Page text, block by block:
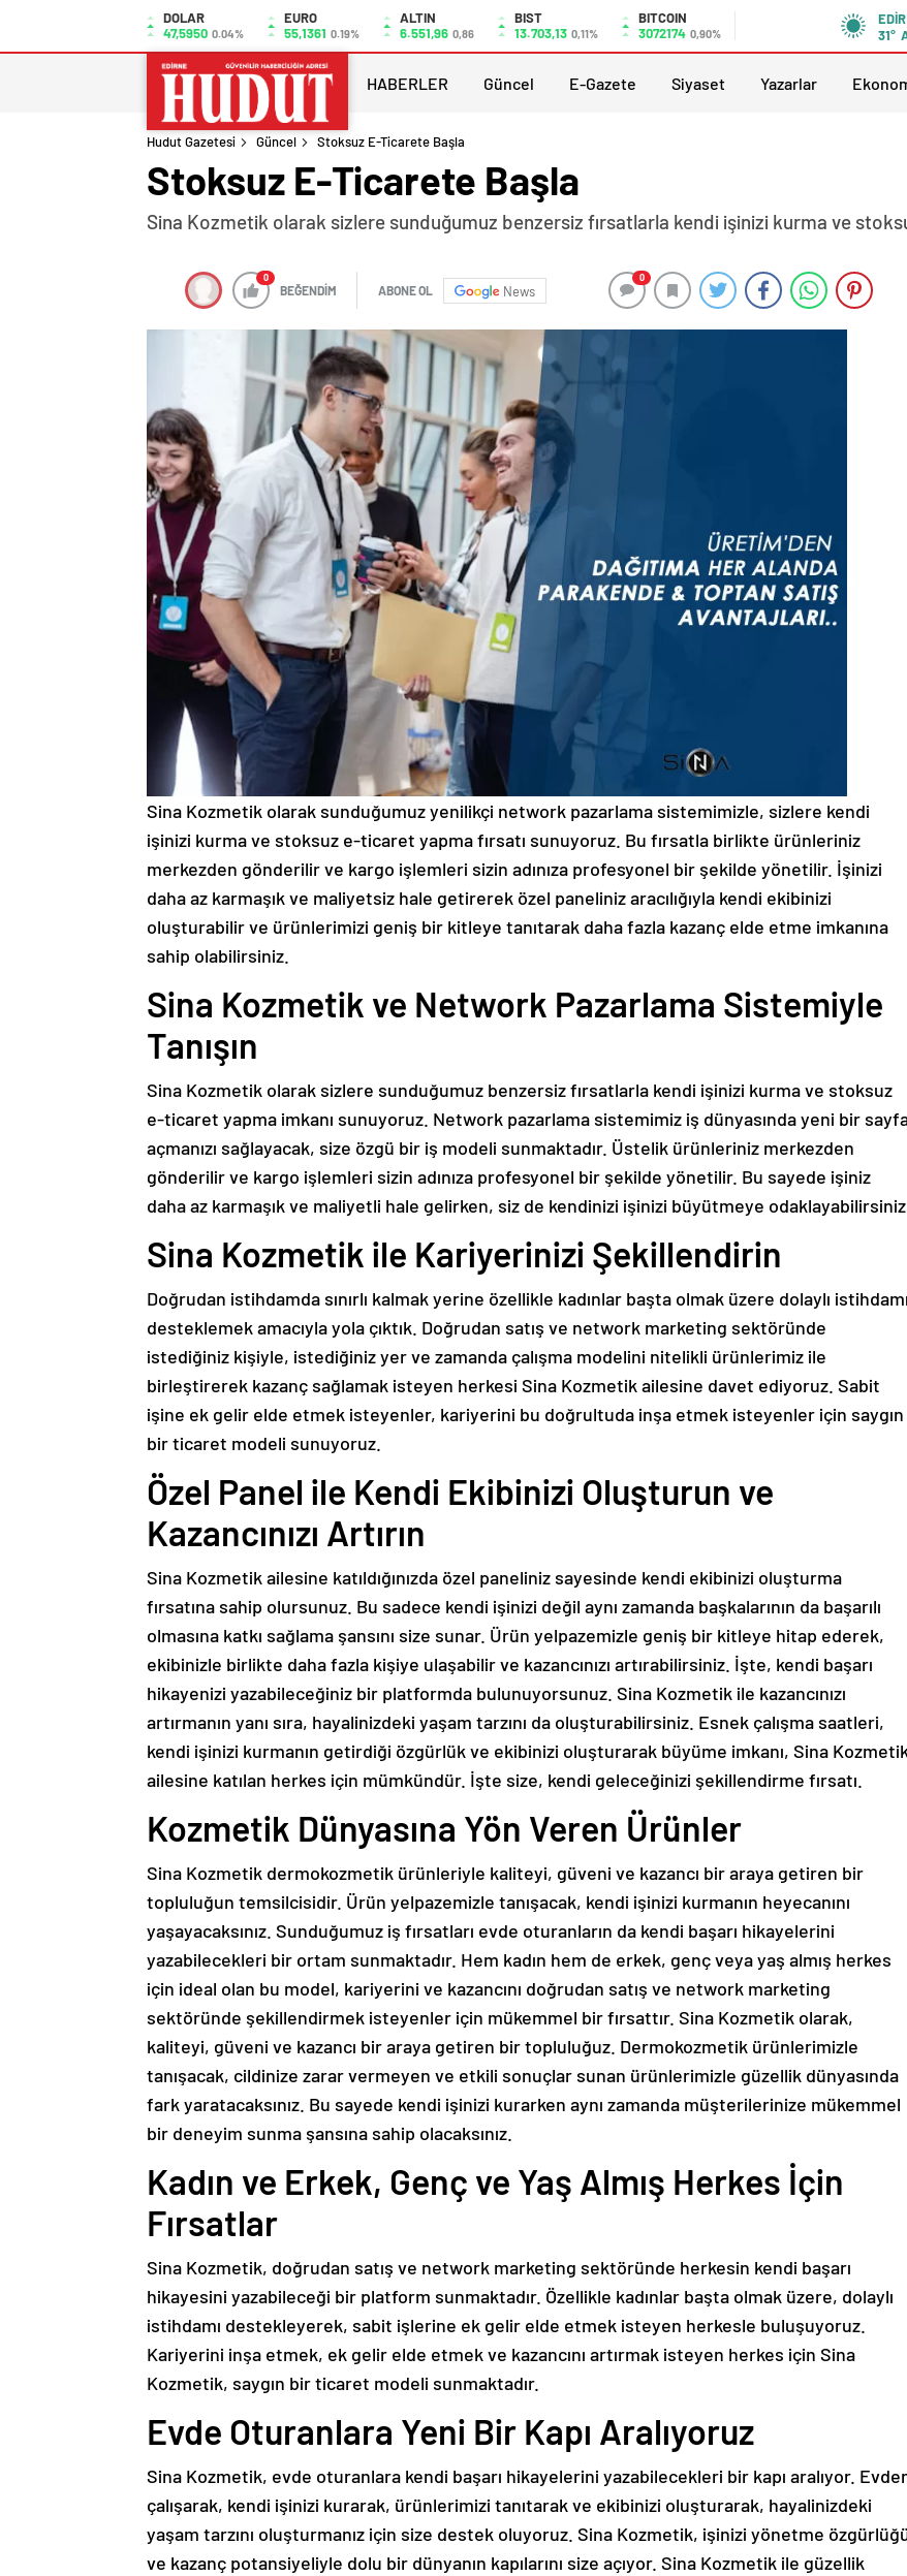
DOLAR
47,5950 0.04%
EURO
55,1361 0.19%
ALTIN
6.551,96 0,86
BIST
13.703,13 0,11%
BITCOIN
3072174 0,90%
31°
HABERLER Güncel E-Gazete Siyaset Yazarlar
Hudut Gazetesi Güncel Stoksuz E-Ticarete Başla
Stoksuz E-Ticarete Başla
Sina Kozmetik olarak sizlere sunduğumuz benzersiz fırsatlarla kendi işinizi kurma ve
0
BEĞENDİM ABONE OL News
0
Sina Kozmetik olarak sunduğumuz yenilikçi network pazarlama sistemimizle, sizlere kendi
işinizi kurma ve stoksuz e-ticaret yapma fırsatı sunuyoruz. Bu fırsatla birlikte ürünleriniz
merkezden gönderilir ve kargo işlemleri sizin adınıza profesyonel bir şekilde yönetilir. İşinizi
daha az karmaşık ve maliyetsiz hale getirerek özel paneliniz aracılığıyla kendi ekibinizi
oluşturabilir ve ürünlerimizi geniş bir kitleye tanıtarak daha fazla kazanç elde etme imkanına
sahip olabilirsiniz.
Sina Kozmetik ve Network Pazarlama Sistemiyle
Tanışın
Sina Kozmetik olarak sizlere sunduğumuz benzersiz fırsatlarla kendi işinizi kurma ve stoksuz
e-ticaret yapma imkanı sunuyoruz. Network pazarlama sistemimiz iş dünyasında yeni bir
açmanızı sağlayacak, size özgü bir iş modeli sunmaktadır. Üstelik ürünleriniz merkezden
gönderilir ve kargo işlemleri sizin adınıza profesyonel bir şekilde yönetilir. Bu sayede işiniz
daha az karmaşık ve maliyetli hale gelirken, siz de kendinizi işinizi büyütmeye
Sina Kozmetik ile Kariyerinizi Şekillendirin
Doğrudan istihdamda sınırlı kalmak yerine özellikle kadınlar başta olmak üzere dolaylı istihdamı
desteklemek amacıyla yola çıktık. Doğrudan satış ve network marketing sektöründe
istediğiniz kişiyle, istediğiniz yer ve zamanda çalışma modelini nitelikli ürünlerimiz ile
birleştirerek kazanç sağlamak isteyen herkesi Sina Kozmetik ailesine davet ediyoruz. Sabit
işine ek gelir elde etmek isteyenler, kariyerini bu doğrultuda inşa etmek isteyenler için saygın
bir ticaret modeli sunuyoruz.
Özel Panel ile Kendi Ekibinizi Oluşturun ve
Kazancınızı Artırın
Sina Kozmetik ailesine katıldığınızda özel paneliniz sayesinde kendi ekibinizi oluşturma
fırsatına sahip olursunuz. Bu sadece kendi işinizi değil aynı zamanda başkalarının da başarılı
olmasına katkı sağlama şansını size sunar. Ürün yelpazemizle geniş bir kitleye hitap ederek,
ekibinizle birlikte daha fazla kişiye ulaşabilir ve kazancınızı artırabilirsiniz. İşte, kendi başarı
hikayenizi yazabileceğiniz bir platformda bulunuyorsunuz. Sina Kozmetik ile kazancınızı
artırmanın yanı sıra, hayalinizdeki yaşam tarzını da oluşturabilirsiniz. Esnek çalışma saatleri,
kendi işinizi kurmanın getirdiği özgürlük ve ekibinizi oluşturarak büyüme imkanı, Sina
ailesine katılan herkes için mümkündür. İşte size, kendi geleceğinizi şekillendirme fırsatı.
Kozmetik Dünyasına Yön Veren Ürünler
Sina Kozmetik dermokozmetik ürünleriyle kaliteyi, güveni ve kazancı bir araya getiren bir
topluluğun temsilcisidir. Ürün yelpazemizle tanışacak, kendi işinizi kurmanın heyecanını
yaşayacaksınız. Sunduğumuz iş fırsatları evde oturanların da kendi başarı hikayelerini
yazabilecekleri bir ortam sunmaktadır. Hem kadın hem de erkek, genç veya yaş almış herkes
için ideal olan bu model, kariyerini ve kazancını doğrudan satış ve network marketing
sektöründe şekillendirmek isteyenler için mükemmel bir fırsattır. Sina Kozmetik olarak,
kaliteyi, güveni ve kazancı bir araya getiren bir topluluğuz. Dermokozmetik ürünlerimizle
tanışacak, cildinize zarar vermeyen ve etkili sonuçlar sunan ürünlerimizle güzellik dünyasında
fark yaratacaksınız. Bu sayede kendi işinizi kurarken aynı zamanda müşterilerinize mükemmel
bir deneyim sunma şansına sahip olacaksınız.
Kadın ve Erkek, Genç ve Yaş Almış Herkes İçin
Fırsatlar
Sina Kozmetik, doğrudan satış ve network marketing sektöründe herkesin kendi başarı
hikayesini yazabileceği bir platform sunmaktadır. Özellikle kadınlar başta olmak üzere, dolaylı
istihdamı destekleyerek, sabit işlerine ek gelir elde etmek isteyen herkesle buluşuyoruz.
Kariyerini inşa etmek, ek gelir elde etmek ve kazancını artırmak isteyen herkes için Sina
Kozmetik, saygın bir ticaret modeli sunmaktadır.
Evde Oturanlara Yeni Bir Kapı Aralıyoruz
Sina Kozmetik, evde oturanlara kendi başarı hikayelerini yazabilecekleri bir kapı aralıyor.
çalışarak, kendi işinizi kurarak, ürünlerimizi tanıtarak ve ekibinizi oluşturarak, hayalinizdeki
yaşam tarzını oluşturmanız için size destek oluyoruz. Sina Kozmetik, işinizi yönetme
ve kazanç potansiyeliyle dolu bir dünyanın kapılarını size açıyor. Sina Kozmetik ile güzellik